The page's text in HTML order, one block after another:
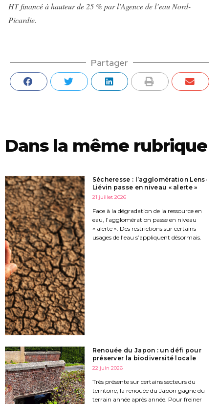
HT financé à hauteur de 25 % par l’Agence de l’eau Nord-
Picardie.
Partager
Dans la même rubrique
Sécheresse : l’agglomération Lens-
Liévin passe en niveau « alerte »
21 juillet 2026
Face à la dégradation de la ressource en
eau, l’agglomération passe en niveau
« alerte ». Des restrictions sur certains
usages de l’eau s’appliquent désormais.
Renouée du Japon : un défi pour
préserver la biodiversité locale
22 juin 2026
Très présente sur certains secteurs du
territoire, la renouée du Japon gagne du
terrain année après année. Pour freiner